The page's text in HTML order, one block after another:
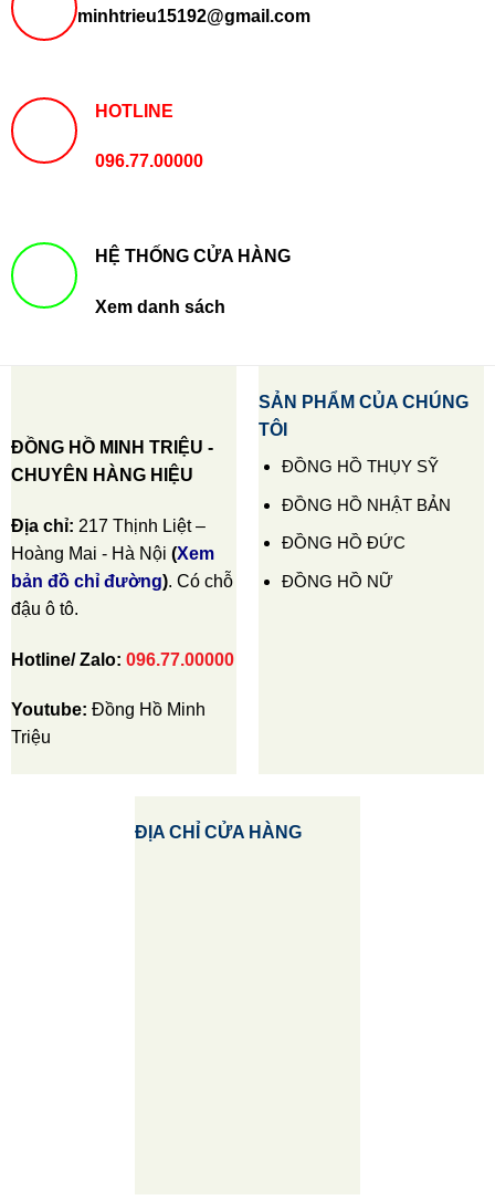
minhtrieu15192@gmail.com
HOTLINE
096.77.00000
HỆ THỐNG CỬA HÀNG
Xem danh sách
ĐỒNG HỒ MINH TRIỆU -
CHUYÊN HÀNG HIỆU
Địa chỉ: 217 Thịnh Liệt –
Hoàng Mai - Hà Nội (Xem
bản đồ chỉ đường). Có chỗ
đậu ô tô.
Hotline/ Zalo: 096.77.00000
Youtube: Đồng Hồ Minh
Triệu
SẢN PHẨM CỦA CHÚNG
TÔI
ĐỒNG HỒ THỤY SỸ
ĐỒNG HỒ NHẬT BẢN
ĐỒNG HỒ ĐỨC
ĐỒNG HỒ NỮ
ĐỊA CHỈ CỬA HÀNG